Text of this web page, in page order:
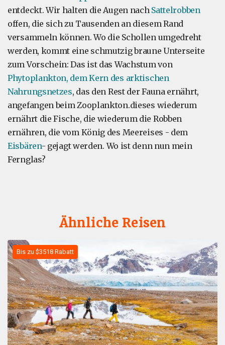
entdeckt. Wir halten die Augen nach Sattelrobben
offen, die sich zu Tausenden an diesem Rand
versammeln können. Wo die Schollen umgedreht
werden, kommt eine schmutzig braune Unterseite
zum Vorschein: Das ist das Wachstum von
Phytoplankton, dem Kern des arktischen
Nahrungsnetzes, das den Rest der Fauna ernährt,
angefangen beim Zooplankton.dieses wiederum
ernährt die Fische, die wiederum die Robben
ernähren, die vom König des Meereises - dem
Eisbären- gejagt werden. Wo ist denn nun mein
Fernglas?
Ähnliche Reisen
Bis zu $3518 Rabatt